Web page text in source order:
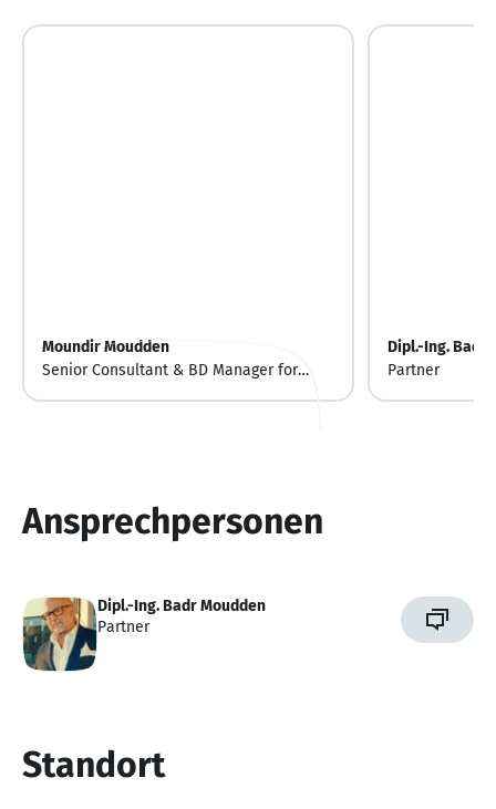
Moundir Moudden
Senior Consultant & BD Manager for
Dipl.-Ing. Badr
Partner
Ansprechpersonen
Dipl.-Ing. Badr Moudden
Partner
Standort